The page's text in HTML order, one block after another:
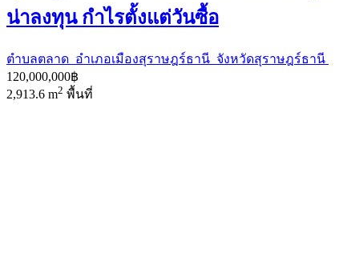
น่าลงทุน กำไรตั้งแต่วันซื้อ
ตำบลตลาด อำเภอเมืองสุราษฎร์ธานี จังหวัดสุราษฎร์ธานี
120,000,000฿
2,913.6 m2 พื้นที่